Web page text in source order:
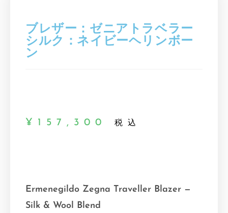
ブレザー：ゼニアトラベラー
シルク：ネイビーヘリンボー
ン
¥ 157,300 税込
Ermenegildo Zegna Traveller Blazer —
Silk & Wool Blend